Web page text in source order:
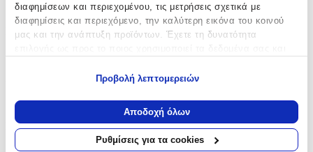
διαφημίσεων και περιεχομένου, τις μετρήσεις σχετικά με
διαφημίσεις και περιεχόμενο, την καλύτερη εικόνα του κοινού
μας και την ανάπτυξη προϊόντων. Έχετε τη δυνατότητα
Να συλλέξουμε πληροφορίες σχετικά με τη γεωγραφική
σας τοποθεσία, οι οποίες μπορεί να είναι ακριβείς σε
απόσταση μερικών μέτρων
Να αναγνωρίσουμε τη συσκευή σας σαρώνοντας ενεργά
Προβολή λεπτομερειών
Αποδοχή όλων
Ρυθμίσεις για τα cookies
Υφασμάτινο
Μήκος:
20
Πορτοκαλί
Κατασκευαστής:
Philio